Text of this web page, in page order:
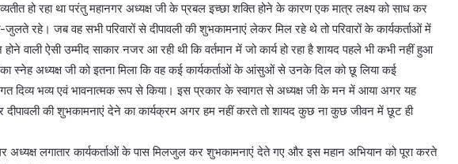
हो रहा था परंतु महानगर अध्यक्ष जी के प्रबल इच्छा शक्ति होने के कारण एक मात्र लक्ष्य को साध कर
जुलते रहे। जब वह सभी परिवारों से दीपावली की शुभकामनाएं लेकर मिल रहे थे तो परिवारों के कार्यकर्ताओं में
वाली ऐसी उम्मीद साकार नजर आ रही थी कि वर्तमान में जो कार्य हो रहा है शायद पहले भी कभी नहीं हुआ
का स्नेह अध्यक्ष जी को इतना मिला कि वह कई कार्यकर्ताओं के आंसुओं से उनके दिल को छू लिया कई
दिव्य भव्य एवं भावनात्मक रूप से किया। इस प्रकार के स्वागत से अध्यक्ष जी के मन में आया अगर यह
दीपावली की शुभकामनाएं देने का कार्यक्रम अगर हम नहीं करते तो शायद कुछ ना कुछ जीवन में छूट ही
अध्यक्ष लगातार कार्यकर्ताओं के पास मिलजुल कर शुभकामनाएं देते गए और इस महान अभियान को पूरा करते